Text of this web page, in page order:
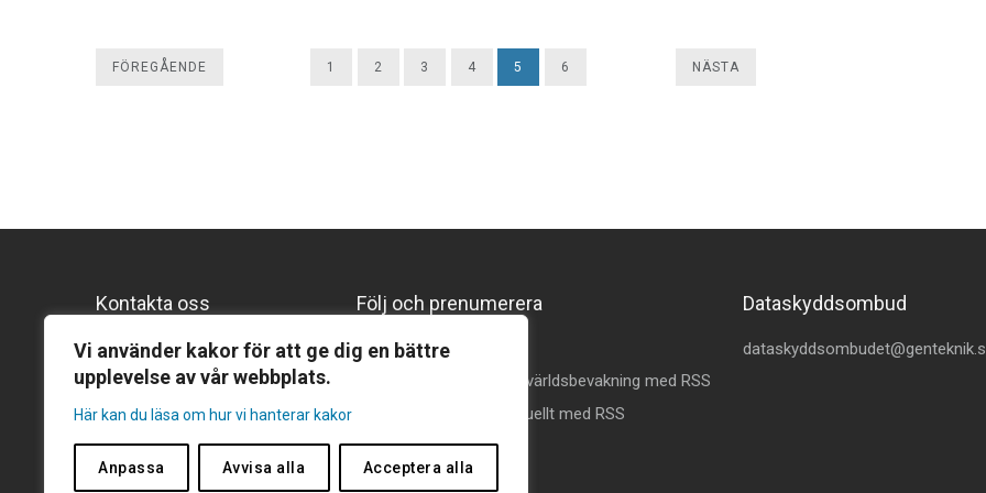
Vi använder kakor för att ge dig en bättre
upplevelse av vår webbplats.
Här kan du läsa om hur vi hanterar kakor
Anpassa Avvisa alla Acceptera alla
FÖREGÅENDE 1 2 3 4 5 6 NÄSTA
Kontakta oss
Gentekniknämnden
Box 1035, 101 38 Stockholm
Tel:08-271 254
E-post:genteknik@genteknik.se
Följ och prenumerera
Följ oss på Linkedin
Prenumerera på Omvärldsbevakning med RSS
Prenumerera på Aktuellt med RSS
Dataskyddsombud